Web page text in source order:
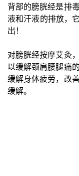
背部的膀胱经是排
液和汗液的排放，
出！
对膀胱经按摩艾灸
以缓解颈肩腰腿痛
缓解身体疲劳，改
缓解。